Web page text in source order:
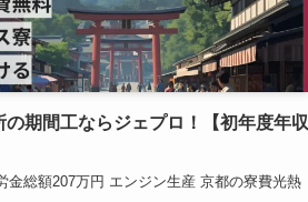
期間工ならジェプロ！【初年度年収
金総額207万円 エンジン生産 京都の寮費光熱